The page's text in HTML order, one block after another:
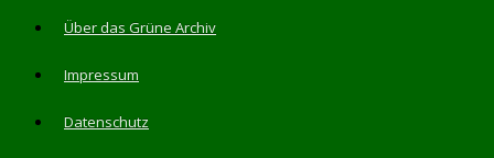
Über das Grüne Archiv
Impressum
Datenschutz